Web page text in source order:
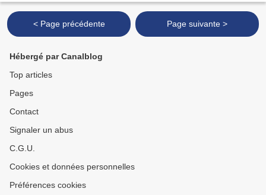
< Page précédente Page suivante >
Hébergé par Canalblog
Top articles
Pages
Contact
Signaler un abus
C.G.U.
Cookies et données personnelles
Préférences cookies